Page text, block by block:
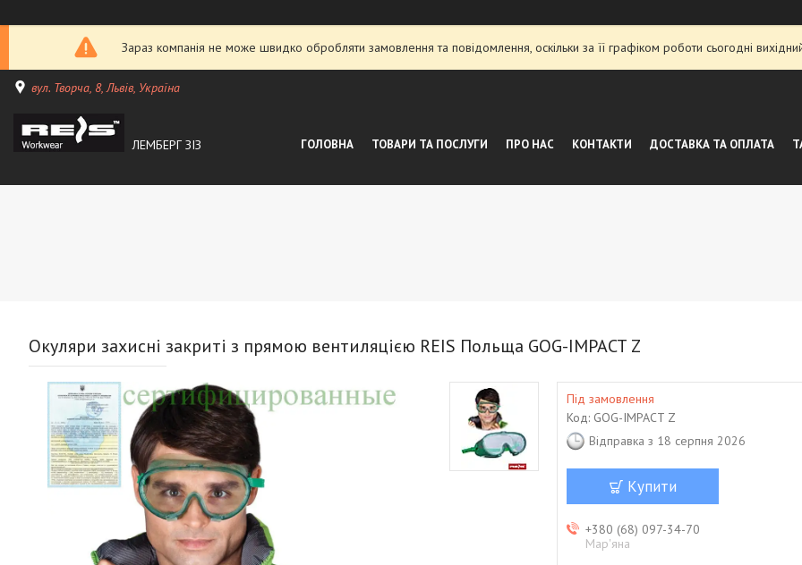
Зараз компанія не може швидко обробляти замовлення та повідомлення, оскільки за її графіком роботи сьогодні
вул. Творча, 8, Львів, Україна
ЛЕМБЕРГ ЗІЗ ГОЛОВНА ТОВАРИ ТА ПОСЛУГИ ПРО НАС КОНТАКТИ ДОСТАВКА ТА ОПЛАТА
Окуляри захисні закриті з прямою вентиляцією REIS Польща GOG-IMPACT Z
Під замовлення
Код: GOG-IMPACT Z
Відправка з 18 серпня 2026
Купити
+380 (68) 097-34-70
Мар'яна